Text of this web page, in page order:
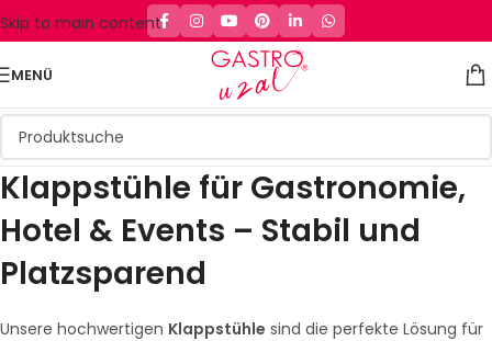
Skip to main content
MENÜ
Klappstühle für Gastronomie,
Hotel & Events – Stabil und
Platzsparend
Unsere hochwertigen Klappstühle sind die perfekte Lösung für